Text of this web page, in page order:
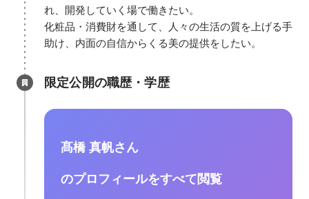
れ、開発していく場で働きたい。
化粧品・消費財を通して、人々の生活の質を上げる手
助け、内面の自信からくる美の提供をしたい。
限定公開の職歴・学歴
髙橋 真帆さん
のプロフィールをすべて閲覧